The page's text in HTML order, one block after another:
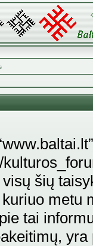
šių
kuriuo
tai